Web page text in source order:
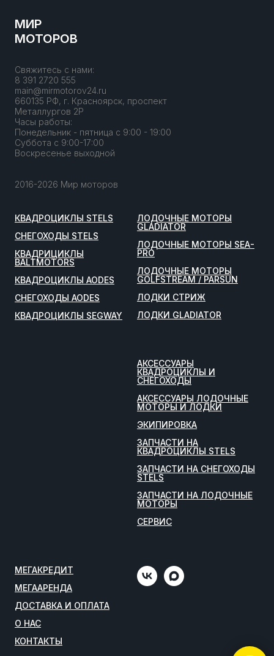
МИР
МОТОРОВ
Свяжитесь с нами:
8 391 2720 555
main@mirmotorov24.ru
660135 РФ, г. Красноярск, проспект
Металлургов 2Р
Часы работы:
Понедельник - пятница с 9:00 - 19:00
Суббота с 9:00-17:00
Воскресенье выходной
2016-2026 Мир моторов
КВАДРОЦИКЛЫ STELS
СНЕГОХОДЫ STELS
КВАДРИЦИКЛЫ
BALTMOTORS
КВАДРОЦИКЛЫ AODES
СНЕГОХОДЫ AODES
КВАДРОЦИКЛЫ SEGWAY
ЛОДОЧНЫЕ МОТОРЫ
GLADIATOR
ЛОДОЧНЫЕ МОТОРЫ SEA-
PRO
ЛОДОЧНЫЕ МОТОРЫ
GOLFSTREAM / PARSUN
ЛОДКИ СТРИЖ
ЛОДКИ GLADIATOR
АКСЕССУАРЫ
КВАДРОЦИКЛЫ И
СНЕГОХОДЫ
АКСЕССУАРЫ ЛОДОЧНЫЕ
МОТОРЫ И ЛОДКИ
ЭКИПИРОВКА
ЗАПЧАСТИ НА
КВАДРОЦИКЛЫ STELS
ЗАПЧАСТИ НА СНЕГОХОДЫ
STELS
ЗАПЧАСТИ НА ЛОДОЧНЫЕ
МОТОРЫ
СЕРВИС
МЕГАКРЕДИТ
МЕГААРЕНДА
ДОСТАВКА И ОПЛАТА
О НАС
КОНТАКТЫ